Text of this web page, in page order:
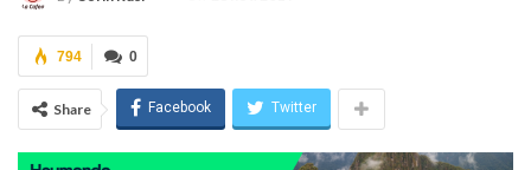
0
794
Share Facebook Twitter